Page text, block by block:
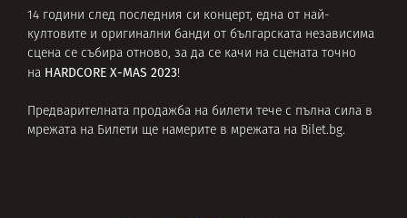
14 години след последния си концерт, една от най-
култовите и оригинални банди от българската независима
сцена се събира отново, за да се качи на сцената точно
на HARDCORE X-MAS 2023!
Предварителната продажба на билети тече с пълна сила в
мрежата на Билети ще намерите в мрежата на Bilet.bg.